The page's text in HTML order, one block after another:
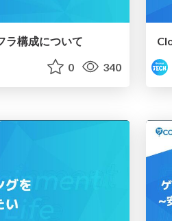
ラ構成について
0 340